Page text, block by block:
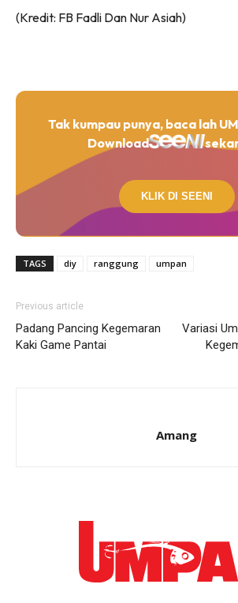
(Kredit: FB Fadli Dan Nur Asiah)
Tak kumpau punya, baca lah
Download
KLIK DI SEENI
TAGS diy ranggung umpan
Previous article
Padang Pancing Kegemaran
Kaki Game Pantai
Variasi
Amang